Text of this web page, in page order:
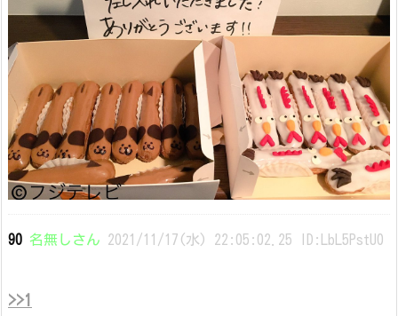
90 名無しさん 2021/11/17(水) 22:05:02.25 ID:LbL5PstU0
>>1